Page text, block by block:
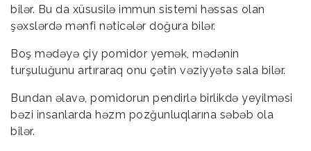
bilər. Bu da xüsusilə immun sistemi həssas olan
şəxslərdə mənfi nəticələr doğura bilər.
Boş mədəyə çiy pomidor yemək, mədənin
turşuluğunu artıraraq onu çətin vəziyyətə sala bilər.
Bundan əlavə, pomidorun pendirlə birlikdə yeyilməsi
bəzi insanlarda həzm pozğunluqlarına səbəb ola
bilər.